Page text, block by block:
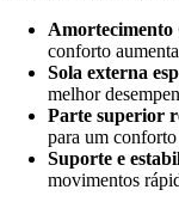
Amortecimento
conforto
Sola externa
melhor
Parte superior
para um
Suporte e
movimentos